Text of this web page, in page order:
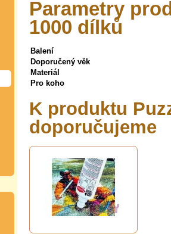
Parametry
1000 dílků
Balení
Doporučený věk
Materiál
Pro koho
K produktu
doporučujeme